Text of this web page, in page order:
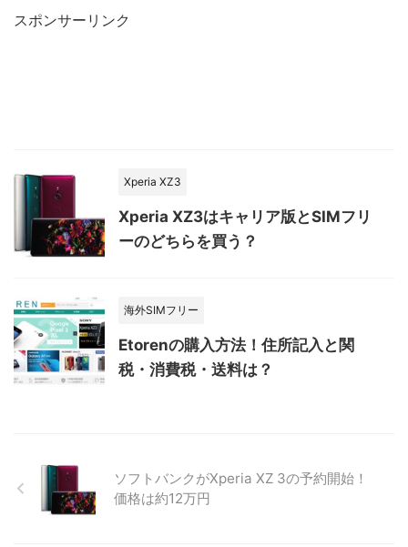
スポンサーリンク
Xperia XZ3
Xperia XZ3はキャリア版とSIMフリ
ーのどちらを買う？
海外SIMフリー
Etorenの購入方法！住所記入と関
税・消費税・送料は？
ソフトバンクがXperia XZ 3の予約開始！
価格は約12万円